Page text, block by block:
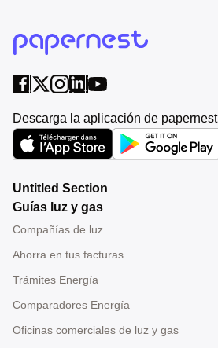
Descarga la aplicación de papernest
Untitled Section
Guías luz y gas
Compañías de luz
Ahorra en tus facturas
Trámites Energía
Comparadores Energía
Oficinas comerciales de luz y gas